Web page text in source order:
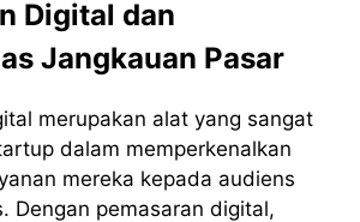
Digital dan
Jangkauan Pasar
merupakan alat yang sangat
dalam memperkenalkan
mereka kepada audiens
Dengan pemasaran digital,